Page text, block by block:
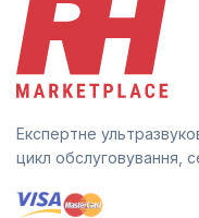
Експертне
цикл обслуговування,